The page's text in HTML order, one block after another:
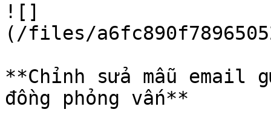
![]
(/files/
**Chỉnh sửa mẫu email
đồng phỏng vấn**